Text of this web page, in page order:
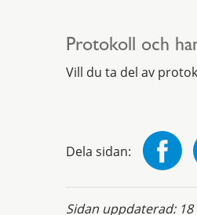
Protokoll och
Vill du ta del av
Dela sidan:
Sidan uppdaterad: